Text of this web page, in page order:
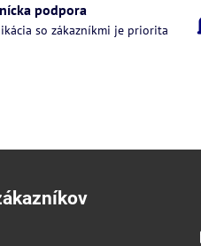
podpora
so zákazníkmi je priorita